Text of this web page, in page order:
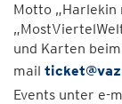
Motto „Harlekin
und Karten
mail
Events unter e-